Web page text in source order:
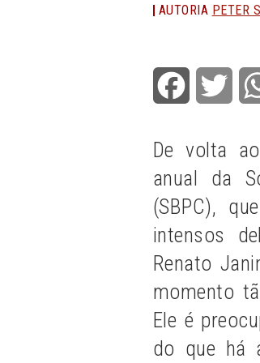
AUTORIA PETER
Facebook
De volta
anual da
(SBPC),
intensos
Renato
momento
Ele é
do que há